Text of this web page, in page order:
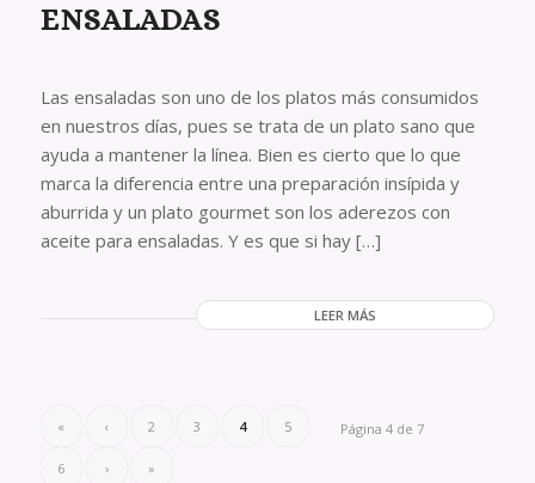
ENSALADAS
Las ensaladas son uno de los platos más consumidos
en nuestros días, pues se trata de un plato sano que
ayuda a mantener la línea. Bien es cierto que lo que
marca la diferencia entre una preparación insípida y
aburrida y un plato gourmet son los aderezos con
aceite para ensaladas. Y es que si hay […]
LEER MÁS
Página 4 de 7
« ‹ 2 3 4 5
6 › »